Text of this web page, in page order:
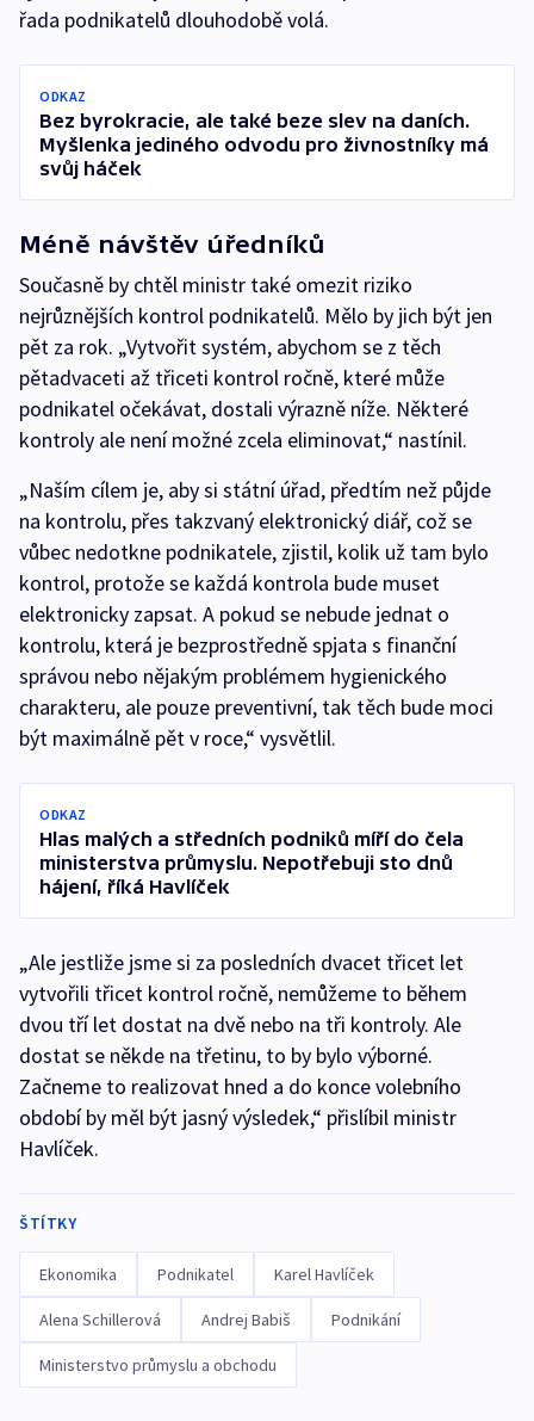
řada podnikatelů dlouhodobě volá.
ODKAZ
Bez byrokracie, ale také beze slev na daních.
Myšlenka jediného odvodu pro živnostníky má
svůj háček
Méně návštěv úředníků
Současně by chtěl ministr také omezit riziko
nejrůznějších kontrol podnikatelů. Mělo by jich být jen
pět za rok. „Vytvořit systém, abychom se z těch
pětadvaceti až třiceti kontrol ročně, které může
podnikatel očekávat, dostali výrazně níže. Některé
kontroly ale není možné zcela eliminovat,“ nastínil.
„Naším cílem je, aby si státní úřad, předtím než půjde
na kontrolu, přes takzvaný elektronický diář, což se
vůbec nedotkne podnikatele, zjistil, kolik už tam bylo
kontrol, protože se každá kontrola bude muset
elektronicky zapsat. A pokud se nebude jednat o
kontrolu, která je bezprostředně spjata s finanční
správou nebo nějakým problémem hygienického
charakteru, ale pouze preventivní, tak těch bude moci
být maximálně pět v roce,“ vysvětlil.
ODKAZ
Hlas malých a středních podniků míří do čela
ministerstva průmyslu. Nepotřebuji sto dnů
hájení, říká Havlíček
„Ale jestliže jsme si za posledních dvacet třicet let
vytvořili třicet kontrol ročně, nemůžeme to během
dvou tří let dostat na dvě nebo na tři kontroly. Ale
dostat se někde na třetinu, to by bylo výborné.
Začneme to realizovat hned a do konce volebního
období by měl být jasný výsledek,“ přislíbil ministr
Havlíček.
ŠTÍTKY
Ekonomika Podnikatel Karel Havlíček
Alena Schillerová Andrej Babiš Podnikání
Ministerstvo průmyslu a obchodu